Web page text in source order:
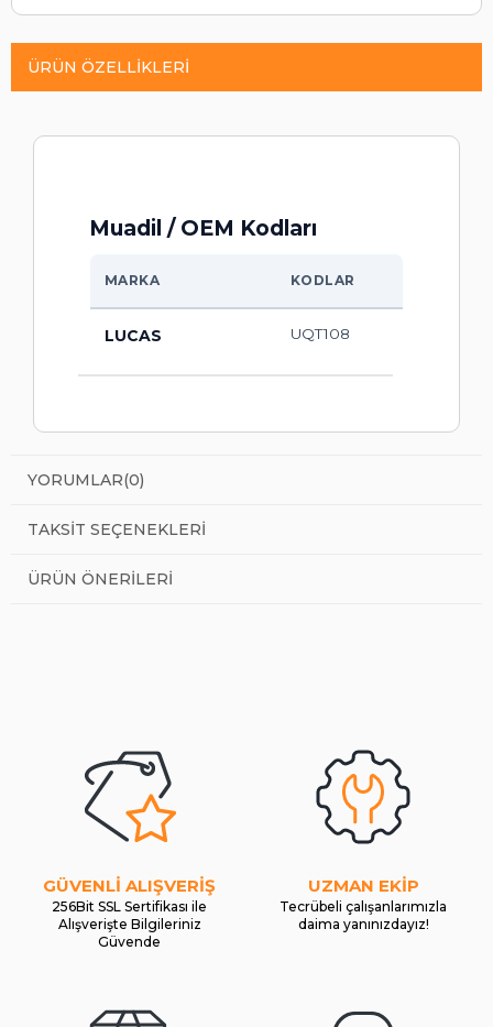
ÜRÜN ÖZELLIKLERI
Muadil / OEM Kodları
MARKA KODLAR
LUCAS UQT108
YORUMLAR(0)
TAKSIT SEÇENEKLERI
ÜRÜN ÖNERILERI
GÜVENLİ ALIŞVERİŞ
256Bit SSL Sertifikası ile
Alışverişte Bilgileriniz
Güvende
UZMAN EKİP
Tecrübeli çalışanlarımızla
daima yanınızdayız!